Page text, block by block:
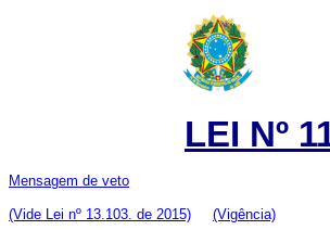
LEI Nº
Mensagem de veto
(Vide Lei nº 13.103. de 2015) (Vigência)